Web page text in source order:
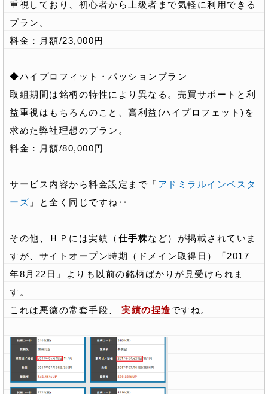
重視しており、初心者から上級者まで気軽に利用できる
プラン。
料金：月額/23,000円
◆ハイプロフィット・パッションプラン
取組期間は銘柄の特性により異なる。売買サポートと利
益重視はもちろんのこと、高利益(ハイプロフェット)を
求めた弊社理想のプラン。
料金：月額/80,000円
サービス内容から料金設定まで「 アドミラルインベスタ
ーズ 」と全く同じですね‥
その他、ＨＰには実績（ 仕手株など）が掲載されていま
すが、サイトオープン時期（ドメイン取得日）「2017
年8月22日」よりも以前の銘柄ばかりが見受けられま
す。
これは悪徳の常套手段、
実績の捏造ですね。